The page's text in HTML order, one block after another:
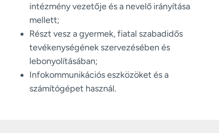
intézmény vezetője és a nevelő irányítása
mellett;
Részt vesz a gyermek, fiatal szabadidős
tevékenységének szervezésében és
lebonyolításában;
Infokommunikációs eszközöket és a
számítógépet használ.